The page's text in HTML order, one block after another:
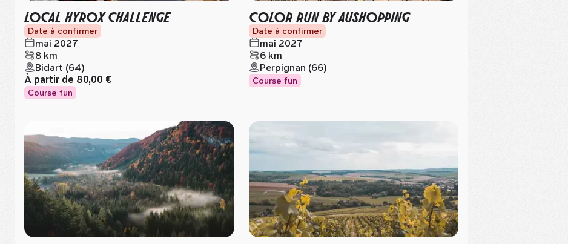
LOCAL HYROX CHALLENGE
Date à confirmer
mai 2027
8 km
Bidart (64)
À partir de 80,00 €
Course fun
COLOR RUN BY AUSHOPPING
Date à confirmer
mai 2027
6 km
Perpignan (66)
Course fun